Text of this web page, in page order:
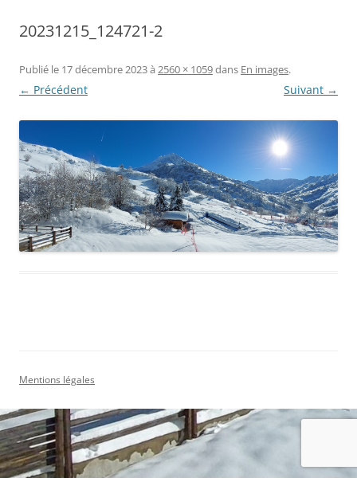
20231215_124721-2
Publié le 17 décembre 2023à 2560 × 1059dans En images.
← Précédent Suivant →
Mentions légales